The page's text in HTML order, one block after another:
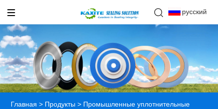
русский
Главная > Продукты > Промышленные уплотнительные